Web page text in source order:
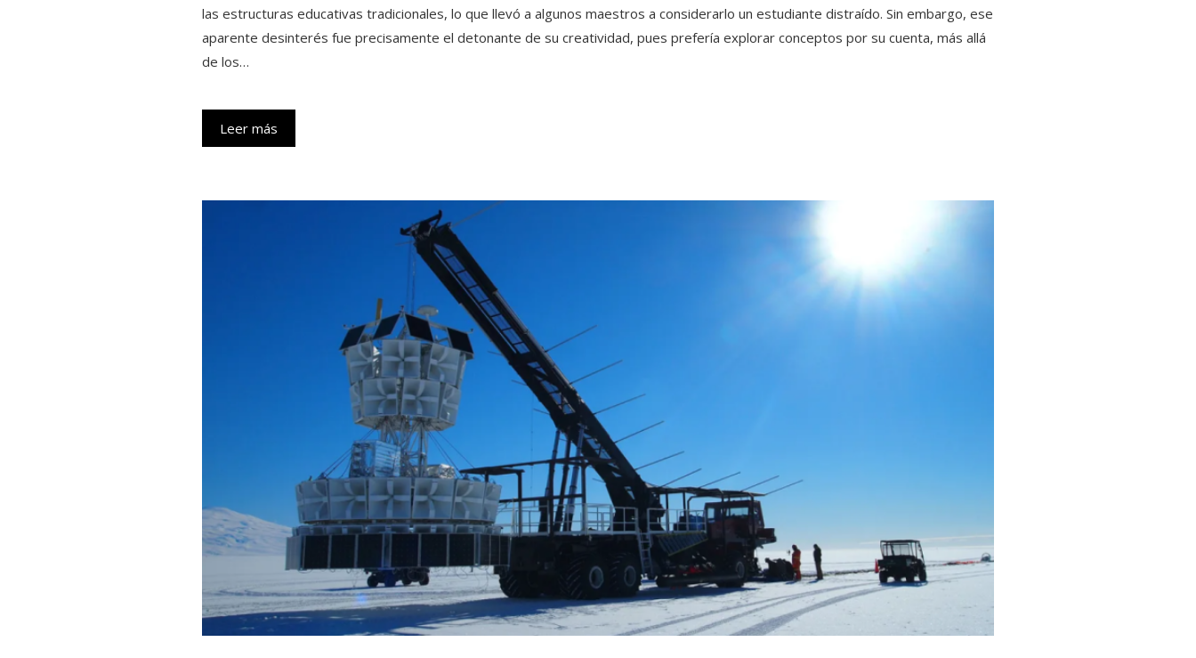
las estructuras educativas tradicionales, lo que llevó a algunos maestros a considerarlo un estudiante distraído. Sin embargo, ese
aparente desinterés fue precisamente el detonante de su creatividad, pues prefería explorar conceptos por su cuenta, más allá
de los…
Leer más